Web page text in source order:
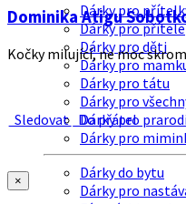
Dárky pro
Dárky pro přítele
Dárky pro děti
Dárky pro
Dárky pro tátu
Dárky pro
Dárky pro
Dárky pro
Dárky do bytu
Dárky pro
Dominika Atigu
Kočky milující, ne moc
Sledovat Do přátel
×